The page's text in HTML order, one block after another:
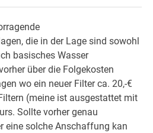
die in der Lage sind sowohl
basisches Wasser
über die Folgekosten
wo ein neuer Filter ca. 20,-€
(meine ist ausgestattet mit
Sollte vorher genau
eine solche Anschaffung kan